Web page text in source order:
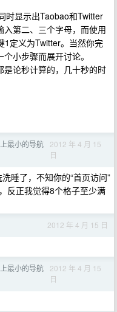
时显示出Taobao和Twitter
第二、三个字母，而使用
1定义为Twitter。当然你完
小步骤而展开讨论。
论秒计算的，几十秒的时
最小的导航
2012 年 4 月 15
日
睡了，不知你的“首页访问”
反正我觉得8个格子至少满
2012 年 4 月 15 日
最小的导航
2012 年 4 月 15
日